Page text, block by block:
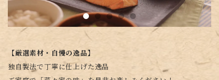
【厳選素材・自慢の逸品】
独自製法で丁寧に仕上げた逸品